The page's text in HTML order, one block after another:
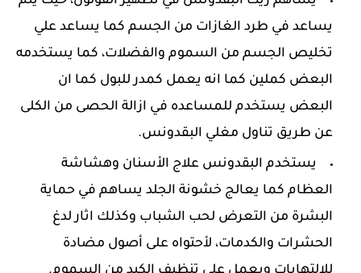
يساعد في طرد الغازات من الجسم كما يساعد علي
تخليص الجسم من السموم والفضلات، كما يستخدمه
البعض كملين كما انه يعمل كمدر للبول كما ان
البعض يستخدم للمساعده في ازالة الحصى من الكلى
عن طريق تناول مغلي البقدونس.
يستخدم البقدونس علاج الأسنان وهشاشة
العظام كما يعالج خشونة الجلد يساهم في حماية
البشرة من التعرض لحب الشباب وكذلك اثار لدغ
الحشرات والكدمات، لأحتواه على أصول مضادة